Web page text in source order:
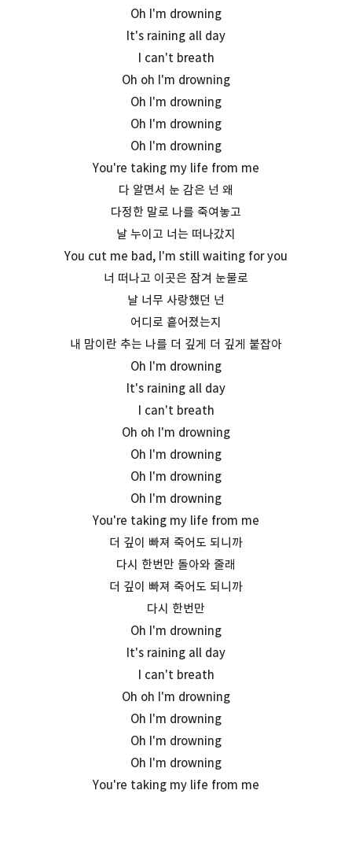
Oh I'm drowning
It's raining all day
I can't breath
Oh oh I'm drowning
Oh I'm drowning
Oh I'm drowning
Oh I'm drowning
You're taking my life from me
다 알면서 눈 감은 넌 왜
다정한 말로 나를 죽여놓고
날 누이고 너는 떠나갔지
You cut me bad, I'm still waiting for you
너 떠나고 이곳은 잠겨 눈물로
날 너무 사랑했던 넌
어디로 흩어졌는지
내 맘이란 추는 나를 더 깊게 더 깊게 붙잡아
Oh I'm drowning
It's raining all day
I can't breath
Oh oh I'm drowning
Oh I'm drowning
Oh I'm drowning
Oh I'm drowning
You're taking my life from me
더 깊이 빠져 죽어도 되니까
다시 한번만 돌아와 줄래
더 깊이 빠져 죽어도 되니까
다시 한번만
Oh I'm drowning
It's raining all day
I can't breath
Oh oh I'm drowning
Oh I'm drowning
Oh I'm drowning
Oh I'm drowning
You're taking my life from me